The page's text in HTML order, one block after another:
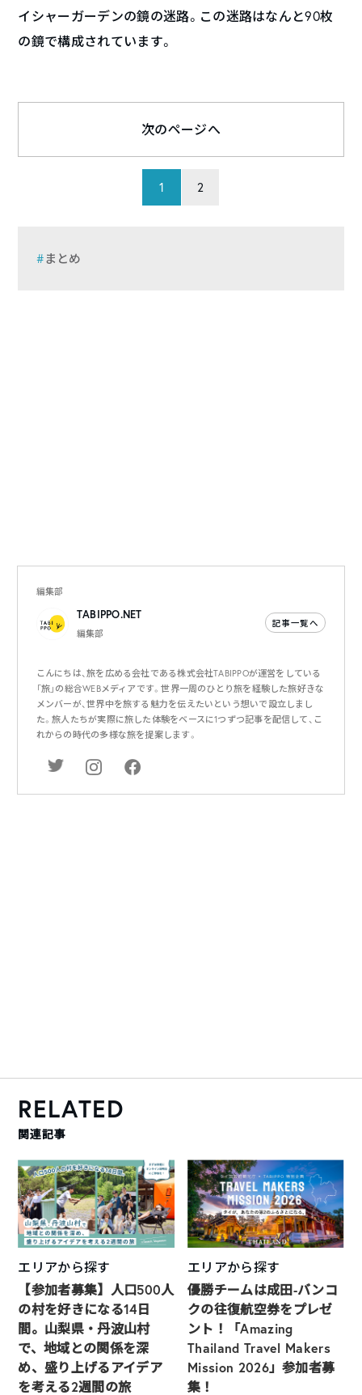
イシャーガーデンの鏡の迷路。この迷路はなんと90枚
の鏡で構成されています。
1 2
次のページへ
まとめ
編集部
TABIPPO.NET
編集部
記事一覧へ
こんにちは、旅を広める会社である株式会社TABIPPOが運営をしている
「旅」の総合WEBメディアです。世界一周のひとり旅を経験した旅好きな
メンバーが、世界中を旅する魅力を伝えたいという想いで設立しまし
た。旅人たちが実際に旅した体験をベースに1つずつ記事を配信して、こ
れからの時代の多様な旅を提案します。
RELATED
関連記事
エリアから探す
【参加者募集】人口500人
の村を好きになる14日
間。山梨県・丹波山村
で、地域との関係を深
め、盛り上げるアイデア
を考える2週間の旅
エリアから探す
優勝チームは成田-バンコ
クの往復航空券をプレゼ
ント！「Amazing
Thailand Travel Makers
Mission 2026」参加者募
集！